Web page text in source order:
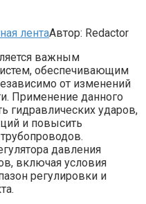
лентаАвтор: Redactor
важным
обеспечивающим
от изменений
Применение данного
гидравлических ударов,
и повысить
давления
включая условия
регулировки и